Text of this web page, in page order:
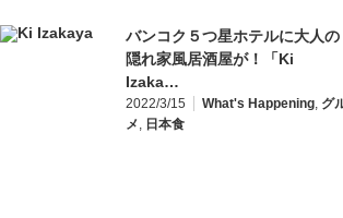
バンコク５つ星ホテルに大人の
隠れ家風居酒屋が！「Ki
Izaka…
2022/3/15 What's Happening, グ
メ, 日本食